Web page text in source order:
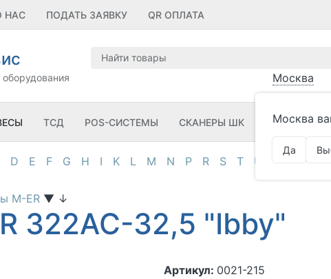
НАС ПОДАТЬ ЗАЯВКУ QR ОПЛАТА
оборудования Москва
Москва
Да
ТСД POS-СИСТЕМЫ СКАНЕРЫ ШК ПРИНТЕРЫ
D E F G H I K L M N P R S T U
M-ER ▼ ↓
322AC-32,5 "Ibby"
Артикул: 0021-215